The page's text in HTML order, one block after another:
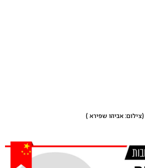
(צילום: אביהו שפירא )